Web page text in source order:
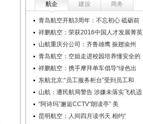
航企 建设 商务
青岛航空开航3周年：不忘初心 砥砺前
祥鹏航空：荣获2016中国人才发展菁英
山航重庆分公司：齐鲁雄鹰 振翅渝州
青岛航空：空姐走进校园培养懂安全的
祥鹏航空：携手摩拜单车倡导“绿色出
东航北京:“员工服务柜台”受到员工和
山航：遭民航局警告 涉嫌未落实飞机适
“阿诗玛”邂逅CCTV“朗读亭” 美
昆明航空：人间四月读书天 相约“